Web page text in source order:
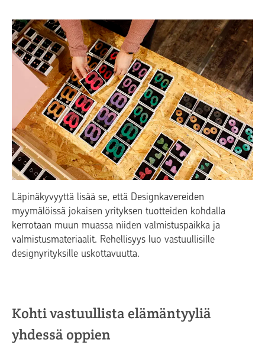
Läpinäkyvyyttä lisää se, että Designkavereiden
myymälöissä jokaisen yrityksen tuotteiden kohdalla
kerrotaan muun muassa niiden valmistuspaikka ja
valmistusmateriaalit. Rehellisyys luo vastuullisille
designyrityksille uskottavuutta.
Kohti vastuullista elämäntyyliä
yhdessä oppien